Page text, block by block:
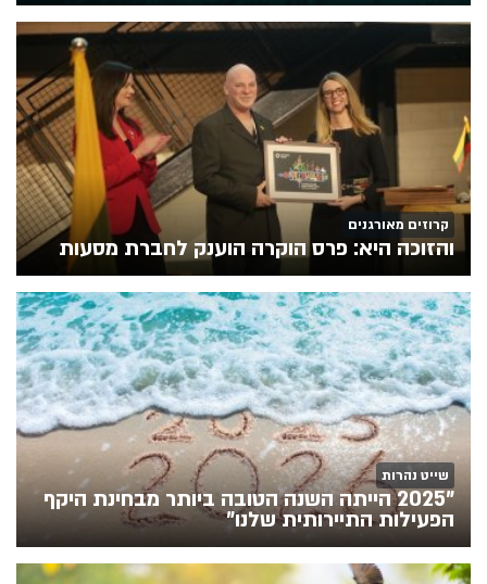
קרוזים מאורגנים
והזוכה היא: פרס הוקרה הוענק לחברת מסעות
שייט נהרות
"2025 הייתה השנה הטובה ביותר מבחינת היקף
הפעילות התיירותית שלנו"